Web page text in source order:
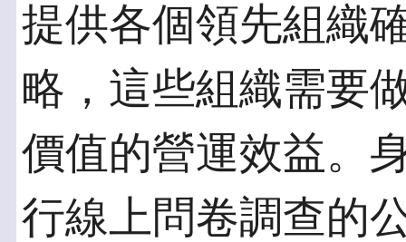
提供各個領先組織
略，這些組織需要
價值的營運效益。
行線上問卷調查的